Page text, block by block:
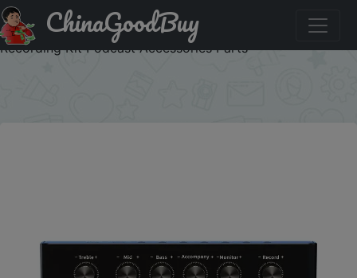
Купити на розпродажі Professional Sound Card Live
Cards Computer PC Mixing Console Professional Studio
Recording Kit Podcast Accessories Parts
ChinaGoodBuy